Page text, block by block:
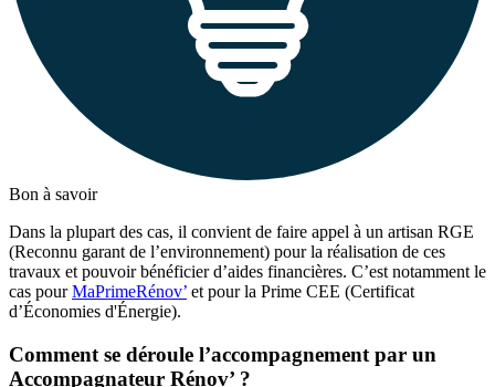
Bon à savoir
Dans la plupart des cas, il convient de faire appel à un artisan RGE
(Reconnu garant de l’environnement) pour la réalisation de ces
travaux et pouvoir bénéficier d’aides financières. C’est notamment le
cas pourMaPrimeRénov’ et pour la Prime CEE (Certificat
d’Économies d'Énergie).
Comment se déroule l’accompagnement par un
Accompagnateur Rénov’ ?